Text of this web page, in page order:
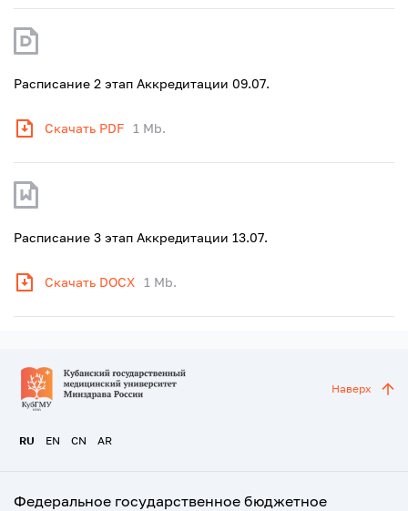
Расписание 2 этап Аккредитации 09.07.
Скачать PDF 1 Mb.
Расписание 3 этап Аккредитации 13.07.
Скачать DOCX 1 Mb.
RU EN CN AR
Наверх
Федеральное государственное бюджетное